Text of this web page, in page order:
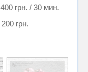
400 грн. / 30 мин.
200 грн.